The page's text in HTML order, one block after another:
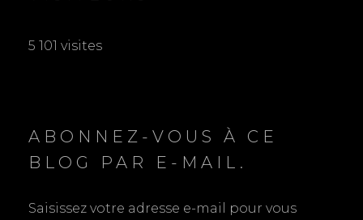
5 101 visites
ABONNEZ-VOUS À CE
BLOG PAR E-MAIL.
Saisissez votre adresse e-mail pour vous